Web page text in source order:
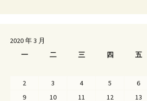
2020 年 3 月
一
二 三 四 五
2
3 4 5 6
9
10 11 12 13